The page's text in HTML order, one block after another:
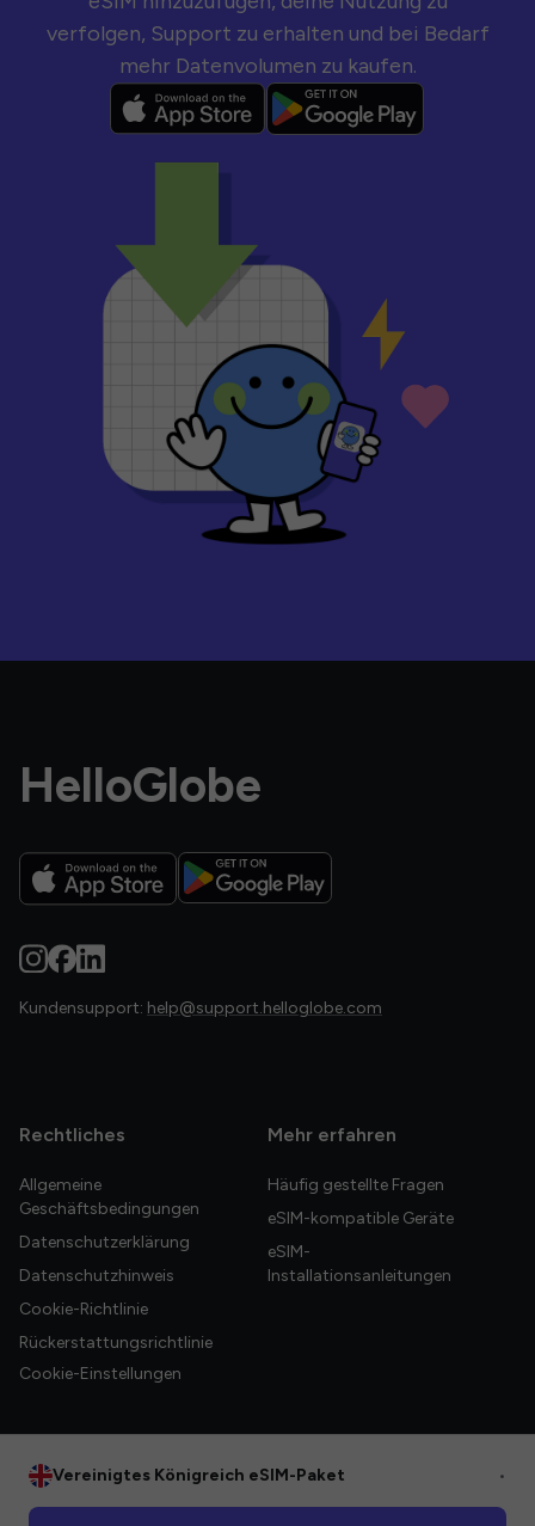
verfolgen, Support zu erhalten und bei Bedarf
mehr Datenvolumen zu kaufen.
HelloGlobe
Kundensupport: help@support.helloglobe.com
Rechtliches
Allgemeine
Geschäftsbedingungen
Datenschutzerklärung
Datenschutzhinweis
Cookie-Richtlinie
Rückerstattungsrichtlinie
Cookie-Einstellungen
Mehr erfahren
Häufig gestellte Fragen
eSIM-kompatible Geräte
eSIM-
Installationsanleitungen
Vereinigtes Königreich eSIM-Paket •